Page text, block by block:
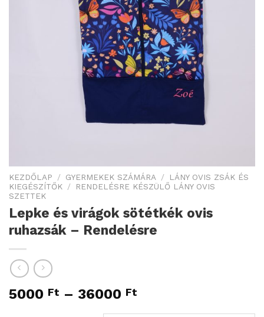
KEZDŐLAP / GYERMEKEK SZÁMÁRA /
LÁNY OVIS ZSÁK ÉS
KIEGÉSZÍTŐK /
RENDELÉSRE KÉSZÜLŐ LÁNY OVIS
SZETTEK
Lepke és virágok sötétkék ovis
ruhazsák – Rendelésre
5000 Ft – 36000 Ft